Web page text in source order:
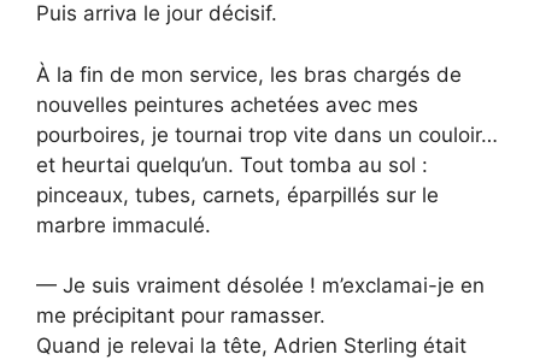
Puis arriva le jour décisif.
À la fin de mon service, les bras chargés de
nouvelles peintures achetées avec mes
pourboires, je tournai trop vite dans un couloir…
et heurtai quelqu’un. Tout tomba au sol :
pinceaux, tubes, carnets, éparpillés sur le
marbre immaculé.
— Je suis vraiment désolée ! m’exclamai-je en
me précipitant pour ramasser.
Quand je relevai la tête, Adrien Sterling était